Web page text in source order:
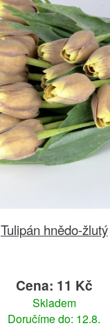
Tulipán hnědo-žlutý
Cena: 11 Kč
Skladem
Doručíme do: 12.8.